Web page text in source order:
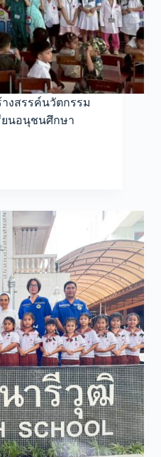
งสรรค์นวัตกรรม
ยนอนุชนศึกษา